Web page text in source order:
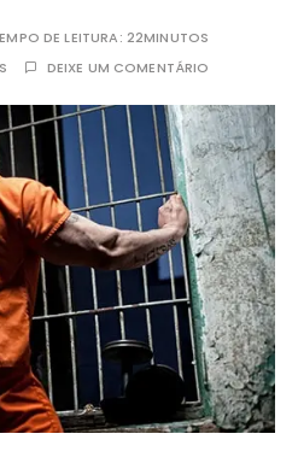
DE LEITURA: 22MINUTOS
DEIXE UM COMENTÁRIO